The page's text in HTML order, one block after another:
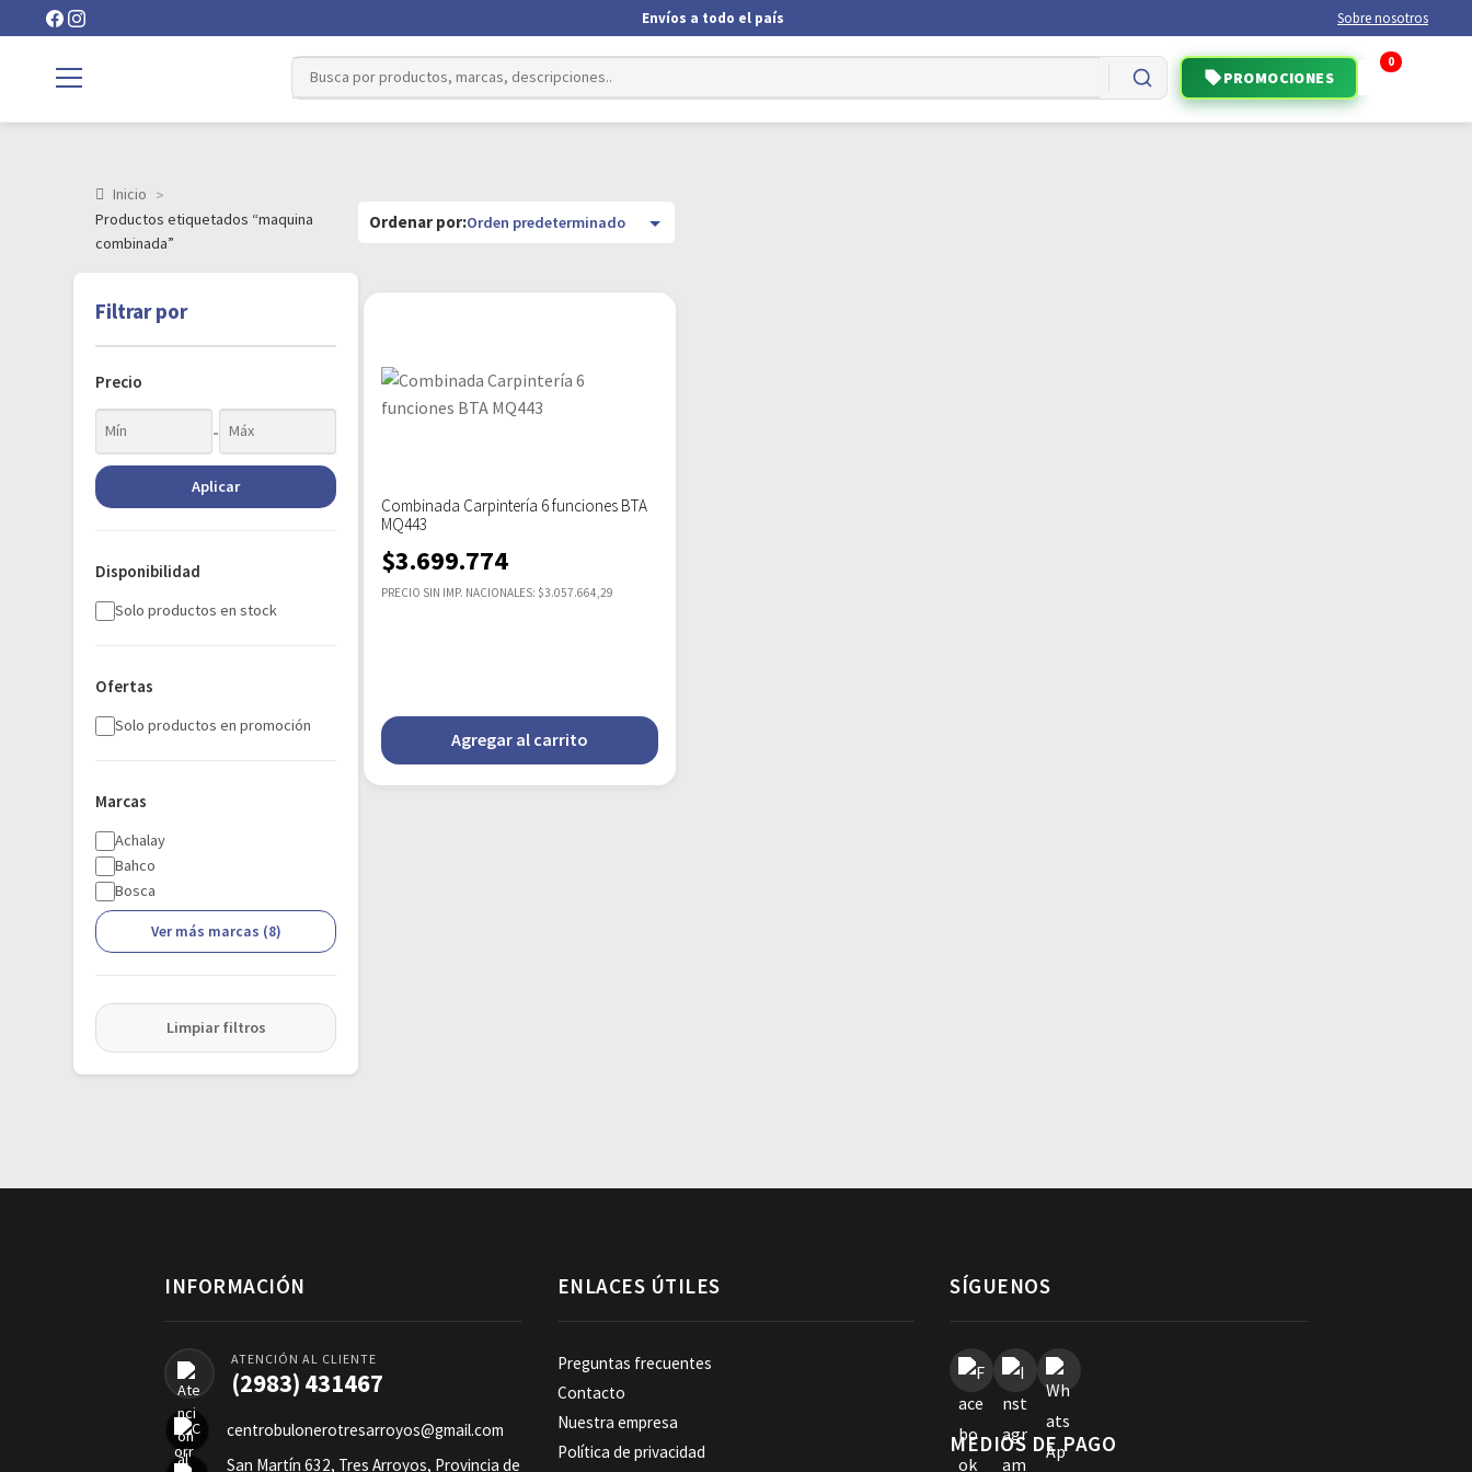
Envíos a todo el país Sobre nosotros
PROMOCIONES
0
Inicio
Productos etiquetados “maquina
combinada”
Filtrar por
Precio
-
Aplicar
Disponibilidad
Solo productos en stock
Ofertas
Solo productos en promoción
Marcas
Achalay
Bahco
Bosca
Ver más marcas (8)
Limpiar filtros
Combinada Carpintería 6 funciones BTA
MQ443
$3.699.774
PRECIO SIN IMP. NACIONALES: $3.057.664,29
Agregar al carrito
INFORMACIÓN
ATENCIÓN AL CLIENTE
(2983) 431467
centrobulonerotresarroyos@gmail.com
San Martín 632, Tres Arroyos, Provincia de
ENLACES ÚTILES
Preguntas frecuentes
Contacto
Nuestra empresa
Política de privacidad
SÍGUENOS
MEDIOS DE PAGO